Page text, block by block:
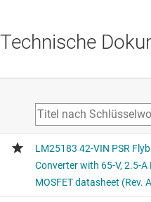
Technische